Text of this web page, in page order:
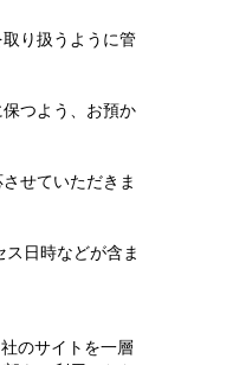
り扱うように管
つよう、お預か
せていただきま
日時などが含ま
のサイトを一層